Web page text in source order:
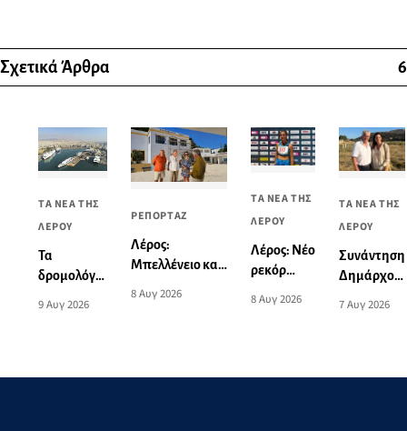
Σχετικά Άρθρα 6
ΤΑ ΝΕΑ ΤΗΣ
ΛΕΡΟΥ
Τα
δρομολόγια
και προς
16
9 Αυγ 2026
ΡΕΠΟΡΤΑΖ
Λέρος:
Μπελλένειο και
αλλάζουν όψη
8 Αυγ 2026
ΤΑ ΝΕΑ ΤΗΣ
ΛΕΡΟΥ
Λέρος: Νέο
ρεκόρ
Αιγαίου
8 Αυγ 2026
ΤΑ ΝΕΑ ΤΗΣ
ΛΕΡΟΥ
Συνάντηση
Δημάρχου
7 Αυγ 2026